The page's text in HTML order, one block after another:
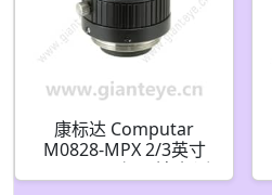
康标达 Computar
M0828-MPX 2/3英寸
8mm F2.8 加固镜头 适